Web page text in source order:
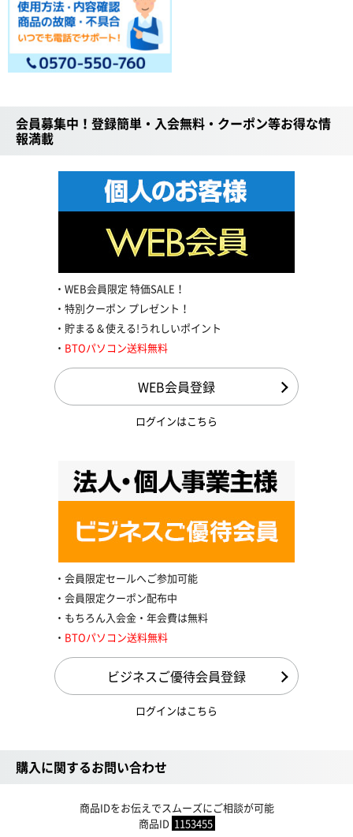
会員募集中！登録簡単・入会無料・クーポン等お得な情
報満載
WEB会員限定 特価SALE！
特別クーポン プレゼント！
貯まる＆使える!うれしいポイント
BTOパソコン送料無料
WEB会員登録
ログインはこちら
会員限定セールへご参加可能
会員限定クーポン配布中
もちろん入会金・年会費は無料
BTOパソコン送料無料
ビジネスご優待会員登録
ログインはこちら
購入に関するお問い合わせ
商品IDをお伝えでスムーズにご相談が可能
商品ID 1153455